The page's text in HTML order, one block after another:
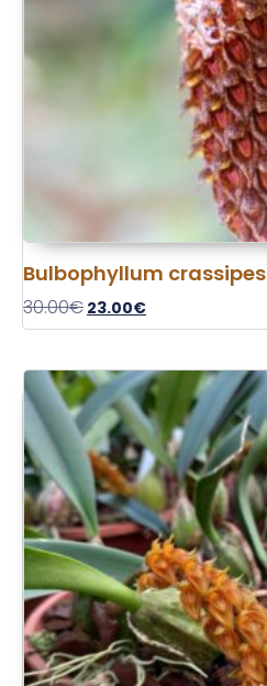
Bulbophyllum crassipes
30.00€ 23.00€